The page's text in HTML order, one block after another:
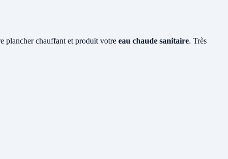
plancher chauffant et produit votre eau chaude sanitaire. Très